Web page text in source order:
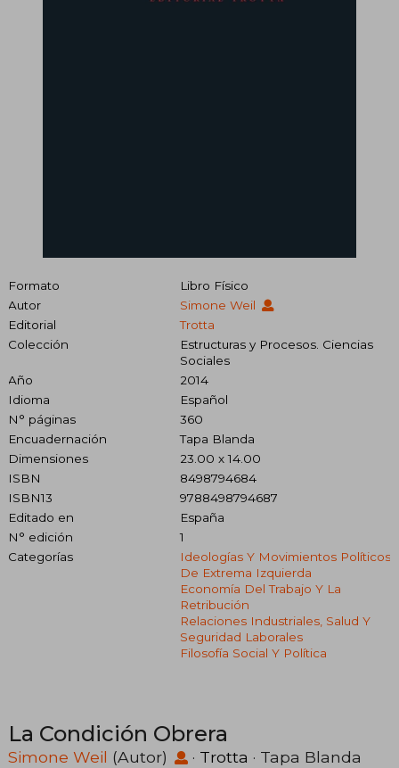
Formato
Libro Físico
Autor
Simone Weil
Editorial
Trotta
Colección
Estructuras y Procesos. Ciencias
Sociales
Año
2014
Idioma
Español
N° páginas
360
Encuadernación
Tapa Blanda
Dimensiones
23.00 x 14.00
ISBN
8498794684
ISBN13
9788498794687
Editado en
España
N° edición
1
Categorías
Ideologías Y Movimientos Políticos
De Extrema Izquierda
Economía Del Trabajo Y La
Retribución
Relaciones Industriales, Salud Y
Seguridad Laborales
Filosofía Social Y Política
La Condición Obrera
Simone Weil (Autor) · Trotta · Tapa Blanda